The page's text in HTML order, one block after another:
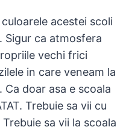
acestei scoli
Sigur ca atmosfera
vechi frici
in care veneam la
doar asa e scoala
Trebuie sa vii cu
sa vii la scoala